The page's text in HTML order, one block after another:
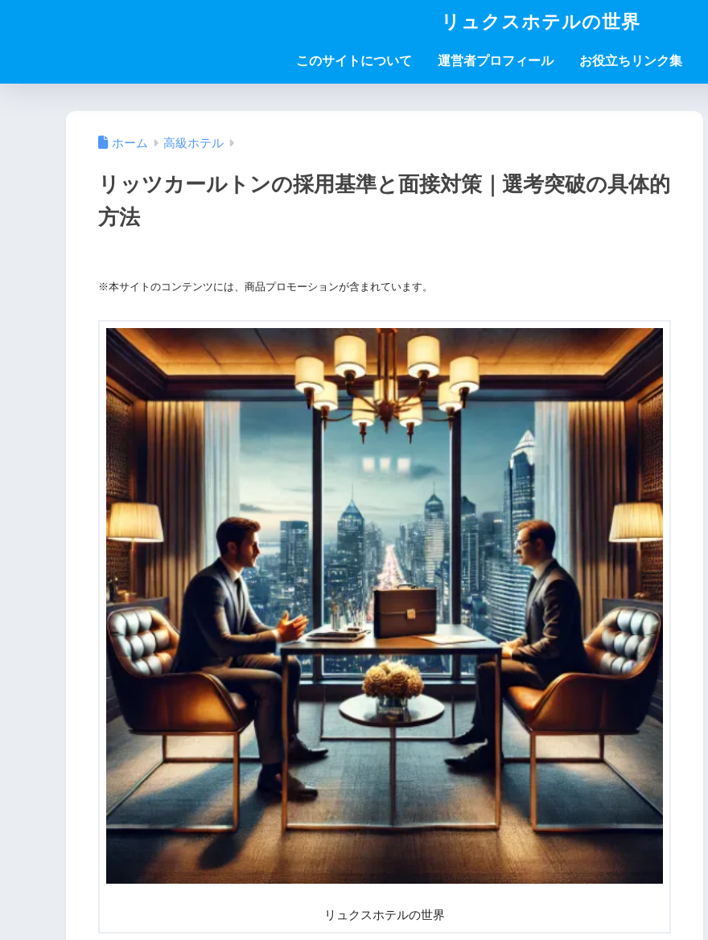
リュクスホテルの世界
このサイトについて 運営者プロフィール お役立ちリンク集
ホーム 高級ホテル
リッツカールトンの採用基準と面接対策｜選考突破の具体的
方法
※本サイトのコンテンツには、商品プロモーションが含まれています。
リュクスホテルの世界